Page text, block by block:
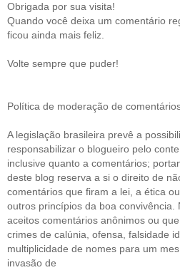
Obrigada por sua visita!
Quando você deixa um comentário
ficou ainda mais feliz.
Volte sempre que puder!
Política de moderação de
A legislação brasileira prevê a
responsabilizar o blogueiro pelo
inclusive quanto a comentários;
deste blog reserva a si o direito de
comentários que firam a lei, a ética
outros princípios da boa convivência.
aceitos comentários anônimos ou
crimes de calúnia, ofensa, falsidade
multiplicidade de nomes para um
invasão de